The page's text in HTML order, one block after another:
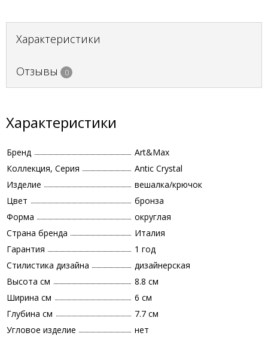
Характеристики
Отзывы 0
Характеристики
Бренд
Art&Max
Коллекция, Серия
Antic Crystal
Изделие
вешалка/крючок
Цвет
бронза
Форма
округлая
Страна бренда
Италия
Гарантия
1 год
Стилистика дизайна
дизайнерская
Высота см
8.8 см
Ширина см
6 см
Глубина см
7.7 см
Угловое изделие
нет